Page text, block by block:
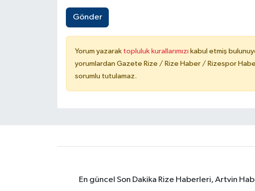
Gönder
Yorum yazarak topluluk kurallarımızı kabul etmiş
yorumlardan Gazete Rize / Rize Haber / Rizespor
sorumlu tutulamaz.
En güncel Son Dakika Rize Haberleri, Artvin